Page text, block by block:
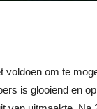
voldoen om te
is glooiend en